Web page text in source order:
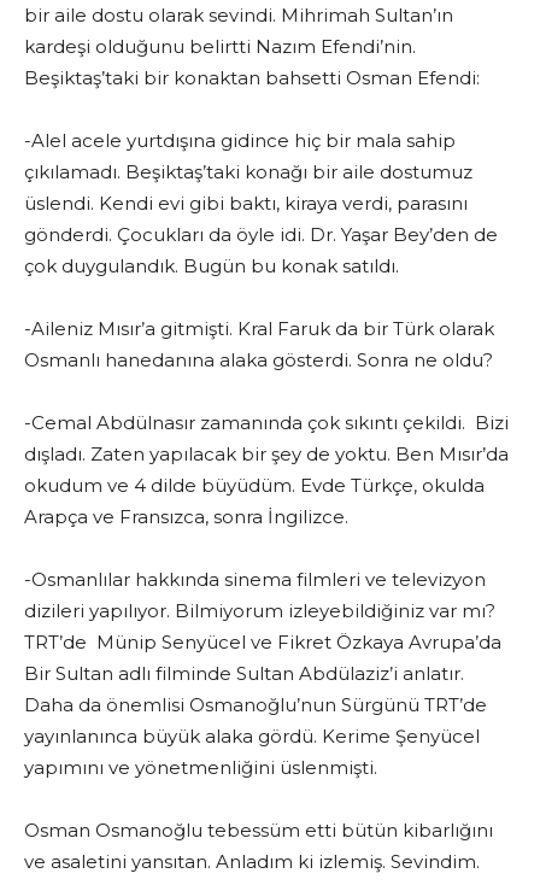
bir aile dostu olarak sevindi. Mihrimah Sultan’ın
kardeşi olduğunu belirtti Nazım Efendi’nin.
Beşiktaş’taki bir konaktan bahsetti Osman Efendi:
-Alel acele yurtdışına gidince hiç bir mala sahip
çıkılamadı. Beşiktaş’taki konağı bir aile dostumuz
üslendi. Kendi evi gibi baktı, kiraya verdi, parasını
gönderdi. Çocukları da öyle idi. Dr. Yaşar Bey’den de
çok duygulandık. Bugün bu konak satıldı.
-Aileniz Mısır’a gitmişti. Kral Faruk da bir Türk olarak
Osmanlı hanedanına alaka gösterdi. Sonra ne oldu?
-Cemal Abdülnasır zamanında çok sıkıntı çekildi. Bizi
dışladı. Zaten yapılacak bir şey de yoktu. Ben Mısır’da
okudum ve 4 dilde büyüdüm. Evde Türkçe, okulda
Arapça ve Fransızca, sonra İngilizce.
-Osmanlılar hakkında sinema filmleri ve televizyon
dizileri yapılıyor. Bilmiyorum izleyebildiğiniz var mı?
TRT’de Münip Senyücel ve Fikret Özkaya Avrupa’da
Bir Sultan adlı filminde Sultan Abdülaziz’i anlatır.
Daha da önemlisi Osmanoğlu’nun Sürgünü TRT’de
yayınlanınca büyük alaka gördü. Kerime Şenyücel
yapımını ve yönetmenliğini üslenmişti.
Osman Osmanoğlu tebessüm etti bütün kibarlığını
ve asaletini yansıtan. Anladım ki izlemiş. Sevindim.